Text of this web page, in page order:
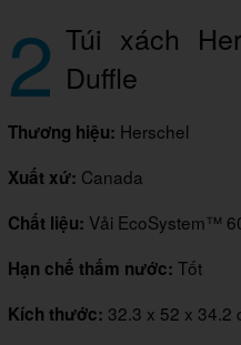
2 Túi xách
Duffle
Thương hiệu: Herschel
Xuất xứ: Canada
Chất liệu: Vải EcoSystem™
Hạn chế thấm nước: Tốt
Kích thước: 32.3 x 52 x 34.2